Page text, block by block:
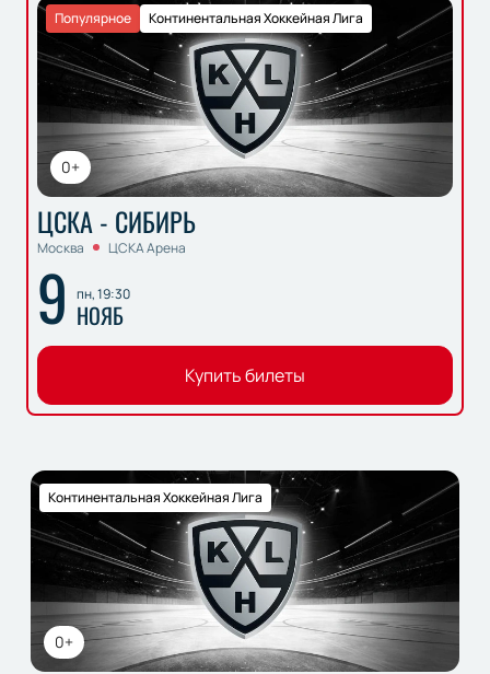
0+
Континентальная Хоккейная Лига
Популярное
ЦСКА - СИБИРЬ
Москва ЦСКА Арена
9 пн, 19:30
НОЯБ
Купить билеты
0+
Континентальная Хоккейная Лига